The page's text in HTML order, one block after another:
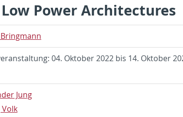
Power Architectures
04. Ok­to­ber 2022 bis 14. Ok­to­ber
Jung